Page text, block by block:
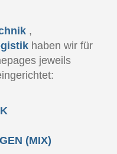
,
haben wir für
jeweils
(MIX)